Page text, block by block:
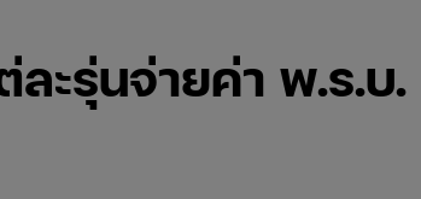
ะรุ่นจ่ายค่า พ.ร.บ.